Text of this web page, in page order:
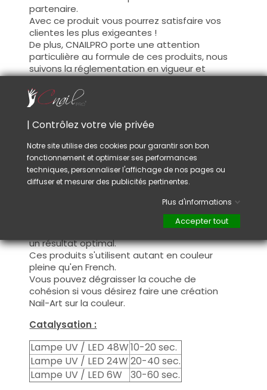
partenaire.
Avec ce produit vous pourrez satisfaire vos
clientes les plus exigeantes !
De plus, CNAILPRO porte une attention
particulière au formule de ces produits, nous
suivons la réglementation en vigueur et
garantissons la conformité de nos produits.
Ceci pour garantir une sécurité d'utilisation
optimale.
Cette couleur s'applique avec son pinceau, de
manière fine, sur la base (il n'est pas
nécessaire de dégraisser la couche de
cohésion) ou sur la construction après limage.
Ce produit s'applique en deux couches,
fermez le bord libre à la première couche et
appliquez la deuxième couche pour garantir
un résultat optimal.
Ces produits s'utilisent autant en couleur
pleine qu'en French.
Vous pouvez dégraisser la couche de
cohésion si vous désirez faire une création
Nail-Art sur la couleur.
Catalysation :
Lampe UV / LED 48W10-20 sec.
Lampe UV / LED 24W 20-40 sec.
Lampe UV / LED 6W
30-60 sec.
| Contrôlez votre vie privée
Notre site utilise des cookies pour garantir son bon
fonctionnement et optimiser ses performances
techniques, personnaliser l'affichage de nos pages ou
diffuser et mesurer des publicités pertinentes.
Plus d'informations
Accepter tout